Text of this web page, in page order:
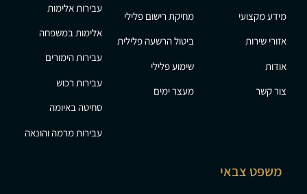
מידע מקצועי
אזורי שירות
אודות
צור קשר
מחיקת רישום פלילי
ביטול הרשעה פלילית
שימוע פלילי
מעצר ימים
עבירות אלימות
אלימות במשפחה
עבירות הימורים
עבירות רכוש
סחיטה באיומה
עבירות מרמה והונאה
משפט צבאי